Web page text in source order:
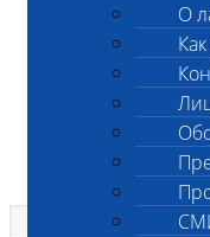
Независимая
О